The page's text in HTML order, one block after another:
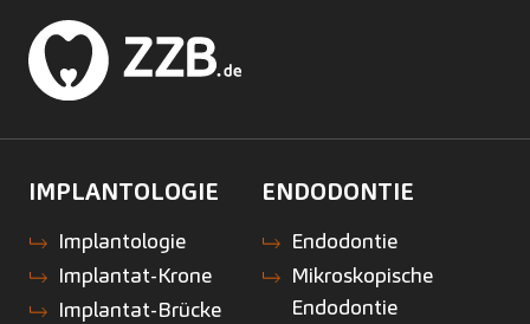
IMPLANTOLOGIE
Implantologie
Implantat-Krone
Implantat-Brücke
ENDODONTIE
Endodontie
Mikroskopische
Endodontie